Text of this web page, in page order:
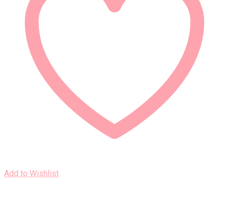
Add to Wishlist